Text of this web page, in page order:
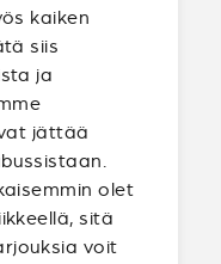
kaiken
siis
ja
jättää
olet
sitä
voit